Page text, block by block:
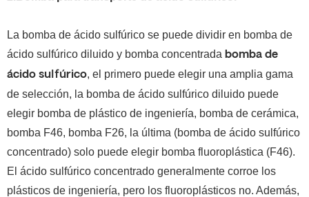
La bomba de ácido sulfúrico se puede dividir en bomba de
ácido sulfúrico diluido y bomba concentrada bomba de
ácido sulfúrico, el primero puede elegir una amplia gama
de selección, la bomba de ácido sulfúrico diluido puede
elegir bomba de plástico de ingeniería, bomba de cerámica,
bomba F46, bomba F26, la última (bomba de ácido sulfúrico
concentrado) solo puede elegir bomba fluoroplástica (F46).
El ácido sulfúrico concentrado generalmente corroe los
plásticos de ingeniería, pero los fluoroplásticos no. Además,